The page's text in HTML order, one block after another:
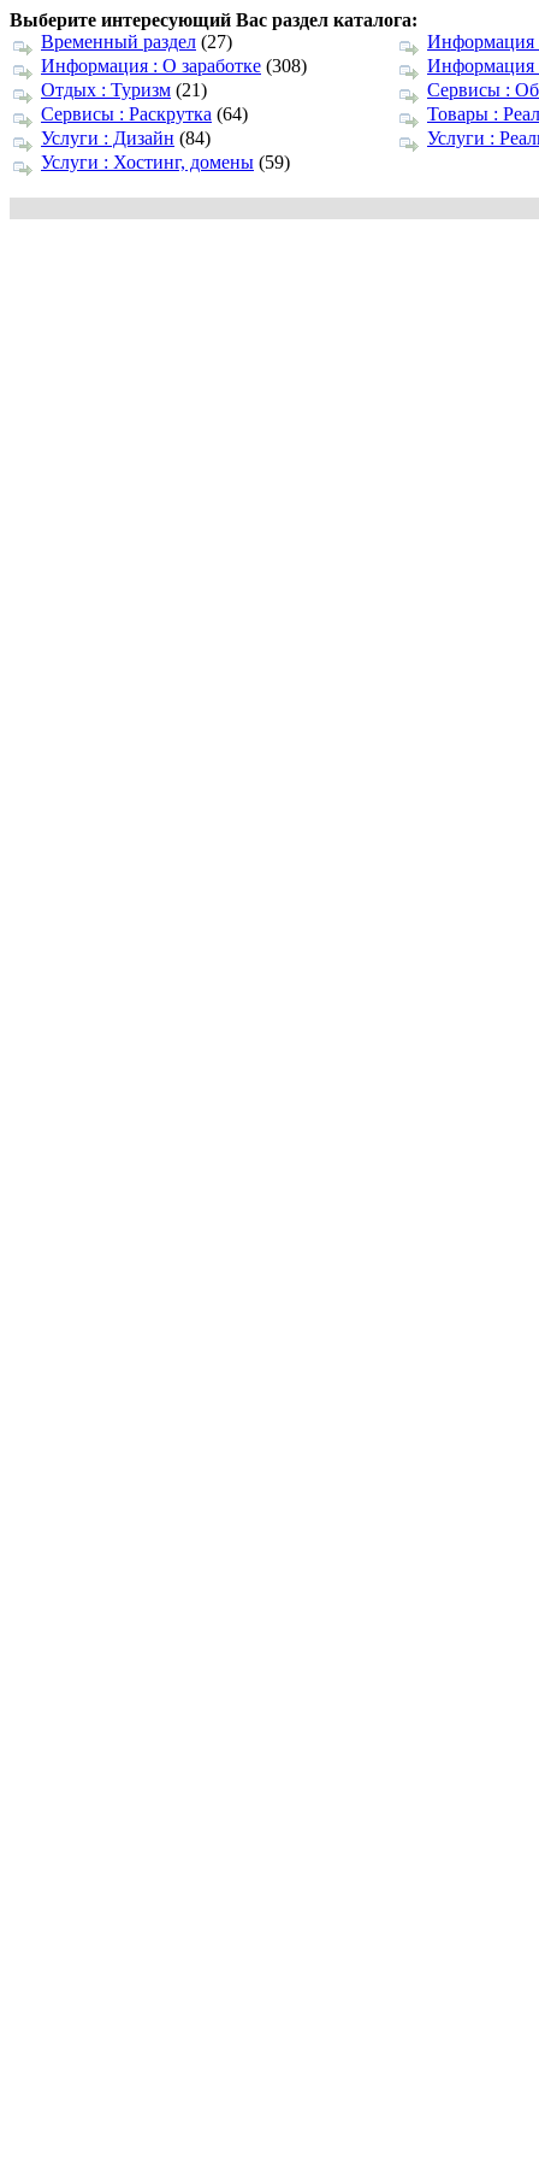
Выберите интересующий Вас раздел каталога:
Временный раздел (27)
Информация
Информация : О заработке (308)
Информация
Отдых : Туризм (21)
Сервисы :
Сервисы : Раскрутка (64)
Товары :
Услуги : Дизайн (84)
Услуги :
Услуги : Хостинг, домены (59)